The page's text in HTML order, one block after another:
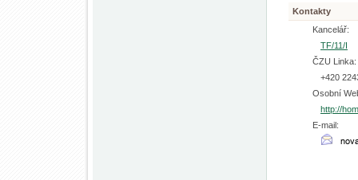
Kontakty
Kancelář:
TF/11/I
ČZU Linka:
+420
Osobní
http://
E-mail: